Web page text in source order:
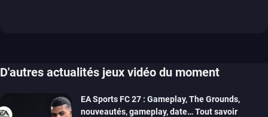
D'autres actualités jeux vidéo du moment
EA Sports FC 27 : Gameplay, The Grounds,
nouveautés, gameplay, date… Tout savoir